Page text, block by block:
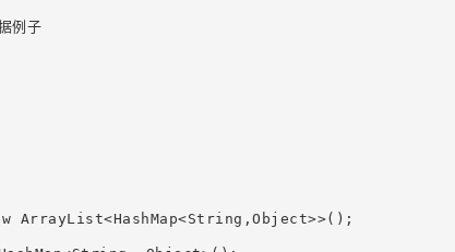
例子
ArrayList<HashMap<String,Object>>();